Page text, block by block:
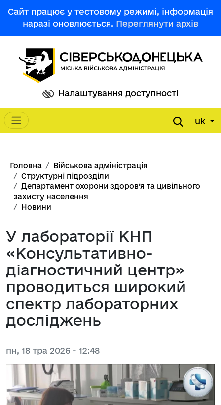
Сайт працює у тестовому режимі, інформація
наразі оновлюється. Переглянути архів
Налаштування доступності
Main navigation uk
Рядок навіґації
Головна
Військова адміністрація
Структурні підрозділи
Департамент охорони здоров’я та цивільного
захисту населення
Новини
У лабораторії КНП
«Консультативно-
діагностичний центр»
проводиться широкий
спектр лабораторних
досліджень
пн, 18 тра 2026 - 12:48